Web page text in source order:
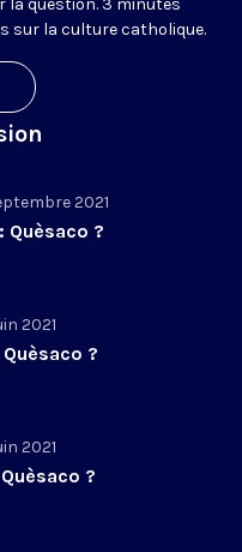
la question. 3 minutes
sur la culture catholique.
2021
Quèsaco ?
2021
?
2021
?